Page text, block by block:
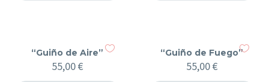
“Guiño de Aire”
55,00€
“Guiño de Fuego”
55,00€